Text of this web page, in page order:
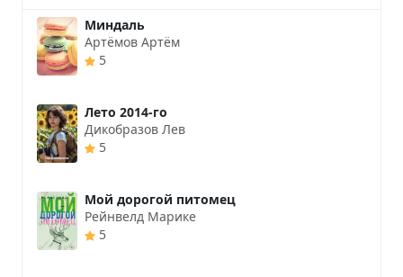
Миндаль
Артёмов Артём
5
Лето 2014-го
Дикобразов Лев
5
Мой дорогой питомец
Рейнвелд Марике
5